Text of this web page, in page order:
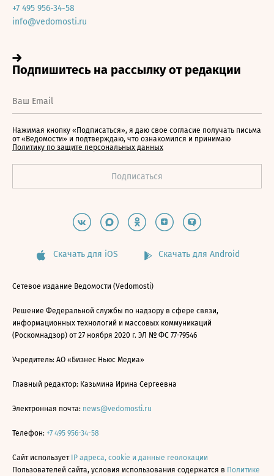
+7 495 956-34-58
info@vedomosti.ru
Нажимая кнопку «Подписаться», я даю свое согласие получать письма
от «Ведомости» и подтверждаю, что ознакомился и принимаю
Политику по защите персональных данных
Скачать для iOS Скачать для Android
Сетевое издание Ведомости (Vedomosti)
Решение Федеральной службы по надзору в сфере связи,
информационных технологий и массовых коммуникаций
(Роскомнадзор) от 27 ноября 2020 г. ЭЛ № ФС 77-79546
Учредитель: АО «Бизнес Ньюс Медиа»
Главный редактор: Казьмина Ирина Сергеевна
Электронная почта: news@vedomosti.ru
Телефон: +7 495 956-34-58
Сайт использует IP адреса, cookie и данные геолокации
Пользователей сайта, условия использования содержатся в Политике